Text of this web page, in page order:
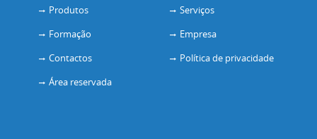
Produtos
Serviços
Formação
Empresa
Contactos
Política de privacidade
Área reservada